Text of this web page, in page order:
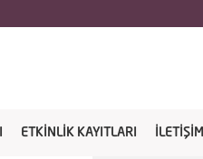
ETKİNLİK KAYITLARI İLETİŞİM